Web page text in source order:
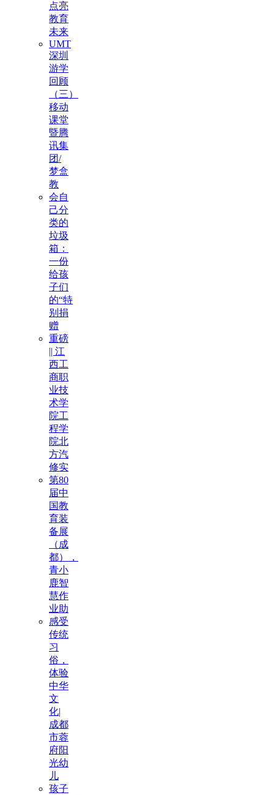
点亮
教育
未来
UMT
深圳
游学
回顾
（三）
移动
课堂
暨腾
讯集
团/
梦盒
教
会自
己分
类的
垃圾
箱：
一份
给孩
子们
的“特
别捐
赠
重磅
|| 江
西工
商职
业技
术学
院工
程学
院北
方汽
修实
第80
届中
国教
育装
备展
（成
都），
青小
鹿智
慧作
业助
感受
传统
习
俗，
体验
中华
文
化|
成都
市蓉
府阳
光幼
儿
孩子